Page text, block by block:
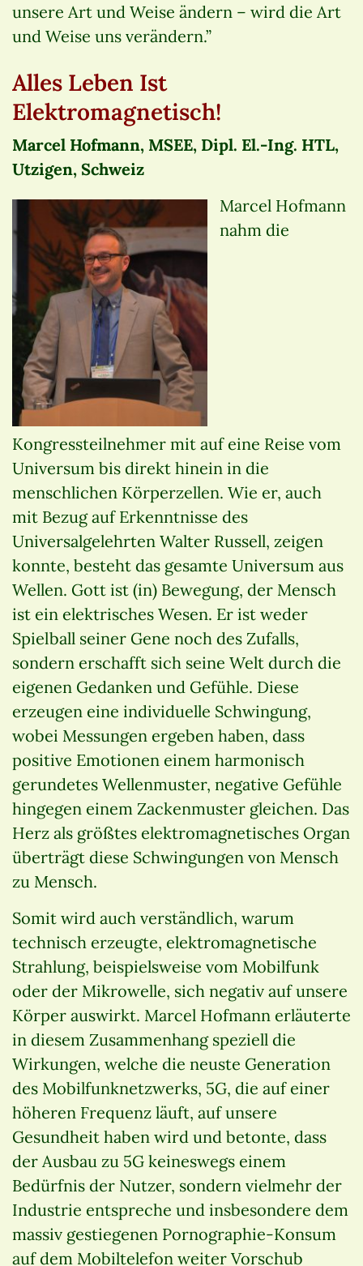
unsere Art und Weise ändern – wird die Art
und Weise uns verändern.”
Alles Leben Ist
Elektromagnetisch!
Marcel Hofmann, MSEE, Dipl. El.-Ing. HTL,
Utzigen, Schweiz
Marcel Hofmann
nahm die
Kongressteilnehmer mit auf eine Reise vom
Universum bis direkt hinein in die
menschlichen Körperzellen. Wie er, auch
mit Bezug auf Erkenntnisse des
Universalgelehrten Walter Russell, zeigen
konnte, besteht das gesamte Universum aus
Wellen. Gott ist (in) Bewegung, der Mensch
ist ein elektrisches Wesen. Er ist weder
Spielball seiner Gene noch des Zufalls,
sondern erschafft sich seine Welt durch die
eigenen Gedanken und Gefühle. Diese
erzeugen eine individuelle Schwingung,
wobei Messungen ergeben haben, dass
positive Emotionen einem harmonisch
gerundetes Wellenmuster, negative Gefühle
hingegen einem Zackenmuster gleichen. Das
Herz als größtes elektromagnetisches Organ
überträgt diese Schwingungen von Mensch
zu Mensch.
Somit wird auch verständlich, warum
technisch erzeugte, elektromagnetische
Strahlung, beispielsweise vom Mobilfunk
oder der Mikrowelle, sich negativ auf unsere
Körper auswirkt. Marcel Hofmann erläuterte
in diesem Zusammenhang speziell die
Wirkungen, welche die neuste Generation
des Mobilfunknetzwerks, 5G, die auf einer
höheren Frequenz läuft, auf unsere
Gesundheit haben wird und betonte, dass
der Ausbau zu 5G keineswegs einem
Bedürfnis der Nutzer, sondern vielmehr der
Industrie entspreche und insbesondere dem
massiv gestiegenen Pornographie-Konsum
auf dem Mobiltelefon weiter Vorschub